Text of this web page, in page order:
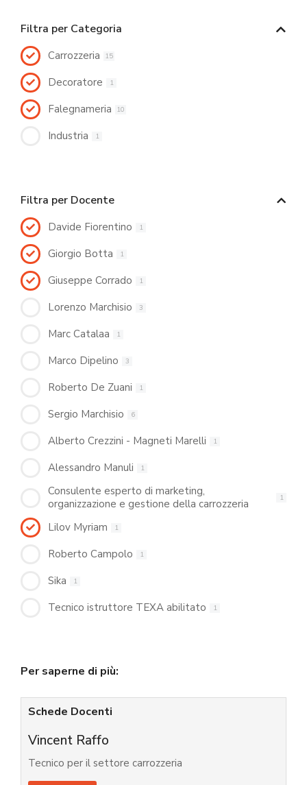
Filtra per Categoria
Carrozzeria 15
Decoratore 1
Falegnameria 10
Industria 1
Filtra per Docente
Davide Fiorentino 1
Giorgio Botta 1
Giuseppe Corrado 1
Lorenzo Marchisio 3
Marc Catalaa 1
Marco Dipelino 3
Roberto De Zuani 1
Sergio Marchisio 6
Alberto Crezzini - Magneti Marelli 1
Alessandro Manuli 1
Consulente esperto di marketing,
organizzazione e gestione della carrozzeria
1
Lilov Myriam 1
Roberto Campolo 1
Sika 1
Tecnico istruttore TEXA abilitato 1
Per saperne di più:
Schede Docenti
Vincent Raffo
Tecnico per il settore carrozzeria